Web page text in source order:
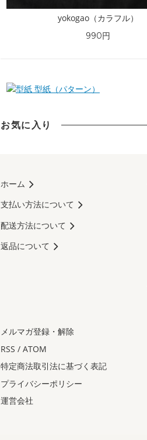
yokogao（カラフル）
990円
型紙（パターン）
お気に入り
ホーム
支払い方法について
配送方法について
返品について
メルマガ登録・解除
RSS / ATOM
特定商法取引法に基づく表記
プライバシーポリシー
運営会社